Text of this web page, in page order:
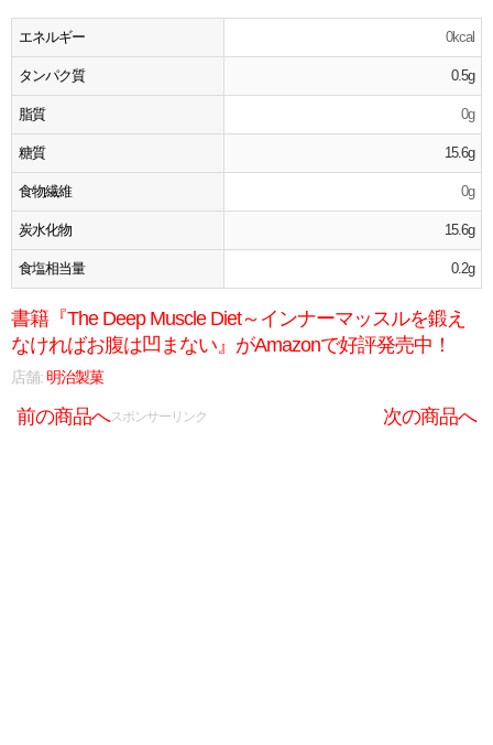
エネルギー 0kcal
タンパク質 0.5g
脂質 0g
糖質 15.6g
食物繊維 0g
炭水化物 15.6g
食塩相当量 0.2g
書籍『The Deep Muscle Diet～インナーマッスルを鍛え
なければお腹は凹まない』がAmazonで好評発売中！
店舗: 明治製菓
前の商品へ 次の商品へ
スポンサーリンク